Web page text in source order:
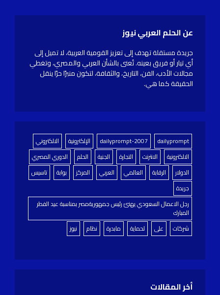
عن الحلم العربي نيوز
جريدة مستقلة تهدف إلى تعزيز القومية العربية، لا تميل إلى
أي تيار أو فريق بعينه. تُعنى بالشأن العربي والمصري، وتغطي
مجالات الأدب، الفن، التاريخ، والثقافة، لتكون منبرًا حرًا ينقل
الحقيقة كما هي.
dailyprompt
dailyprompt-2007 الإلكترونية
الالكتروني
الالكترونية
الانترنت التجارة الجنية الحلم
الدوري المصري
الدولار
الرقابة العالمي العربي المركز بوابة
تاسيس
جريدة
رجل الاعمال السعودي يهنئ رئيس جمهوريةمصر بمناسبة عيد الفطر
المبارك
شركات
على لحماية مابدرة نظام نيوز
أخر المقالات